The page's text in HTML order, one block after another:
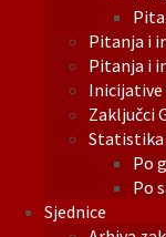
Pitanja i
Pitanja i
Inicijative
Zaključci
Statistika
Po
Po
Sjednice